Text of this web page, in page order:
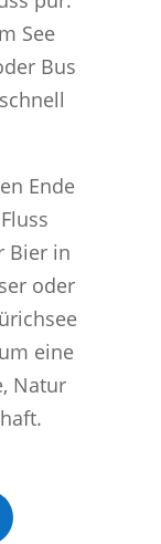
See
Bus
Ende
Bier in
oder
eine
Natur